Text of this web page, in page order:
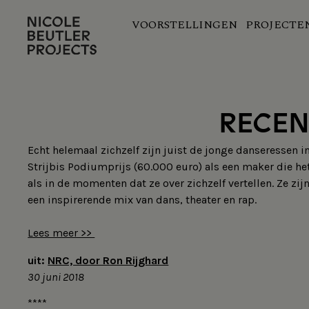
Overslaan
VOORSTELLINGEN
Echt helemaal zichzelf zijn juist de jonge danseressen
Strijbis Podiumprijs (60.000 euro) als een maker die
als in de momenten dat ze over zichzelf vertellen. Ze
een inspirerende mix van dans, theater en rap.
Lees meer >>
uit: NRC, door Ron Rijghard
30 juni 2018
****